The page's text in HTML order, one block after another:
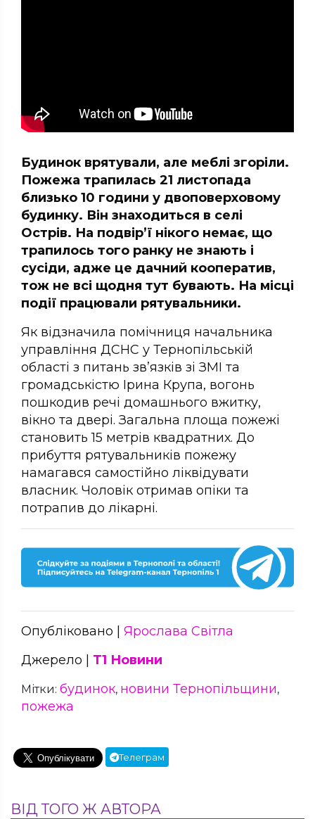
Будинок врятували, але меблі згоріли.
Пожежа трапилась 21 листопада
близько 10 години у двоповерховому
будинку. Він знаходиться в селі
Острів. На подвір’ї нікого немає, що
трапилось того ранку не знають і
сусіди, адже це дачний кооператив,
тож не всі щодня тут бувають. На місці
події працювали рятувальники.
Як відзначила помічниця начальника
управління ДСНС у Тернопільській
області з питань зв’язків зі ЗМІ та
громадськістю Ірина Крупа, вогонь
пошкодив речі домашнього вжитку,
вікно та двері. Загальна площа пожежі
становить 15 метрів квадратних. До
прибуття рятувальників пожежу
намагався самостійно ліквідувати
власник. Чоловік отримав опіки та
потрапив до лікарні.
Опубліковано | Ярослава Світла
Джерело | Т1 Новини
Мітки: будинок, новини Тернопільщини,
пожежа
Телеграм
ВІД ТОГО Ж АВТОРА